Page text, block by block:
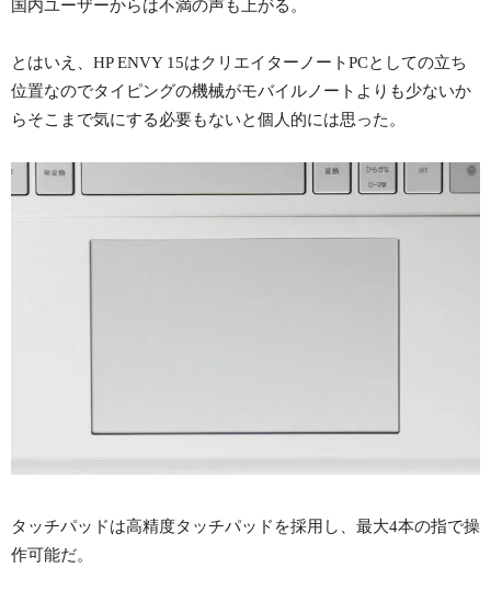
国内ユーザーからは不満の声も上がる。
とはいえ、HP ENVY 15はクリエイターノートPCとしての立ち
位置なのでタイピングの機械がモバイルノートよりも少ないか
らそこまで気にする必要もないと個人的には思った。
タッチパッドは高精度タッチパッドを採用し、最大4本の指で操
作可能だ。